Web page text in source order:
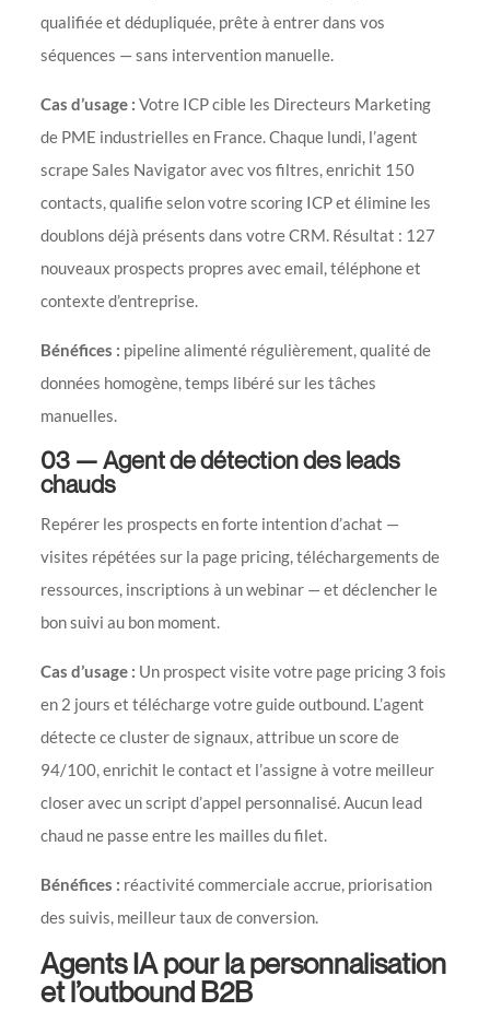
qualifiée et dédupliquée, prête à entrer dans vos
séquences — sans intervention manuelle.
Cas d’usage : Votre ICP cible les Directeurs Marketing
de PME industrielles en France. Chaque lundi, l’agent
scrape Sales Navigator avec vos filtres, enrichit 150
contacts, qualifie selon votre scoring ICP et élimine les
doublons déjà présents dans votre CRM. Résultat : 127
nouveaux prospects propres avec email, téléphone et
contexte d’entreprise.
Bénéfices : pipeline alimenté régulièrement, qualité de
données homogène, temps libéré sur les tâches
manuelles.
03 — Agent de détection des leads
chauds
Repérer les prospects en forte intention d’achat —
visites répétées sur la page pricing, téléchargements de
ressources, inscriptions à un webinar — et déclencher le
bon suivi au bon moment.
Cas d’usage : Un prospect visite votre page pricing 3 fois
en 2 jours et télécharge votre guide outbound. L’agent
détecte ce cluster de signaux, attribue un score de
94/100, enrichit le contact et l’assigne à votre meilleur
closer avec un script d’appel personnalisé. Aucun lead
chaud ne passe entre les mailles du filet.
Bénéfices : réactivité commerciale accrue, priorisation
des suivis, meilleur taux de conversion.
Agents IA pour la personnalisation
et l’outbound B2B